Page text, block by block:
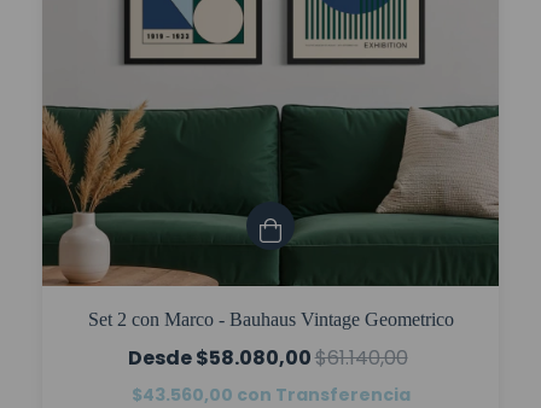
Set 2 con Marco - Bauhaus Vintage Geometrico
$58.080,00$61.140,00
$43.560,00 con Transferencia